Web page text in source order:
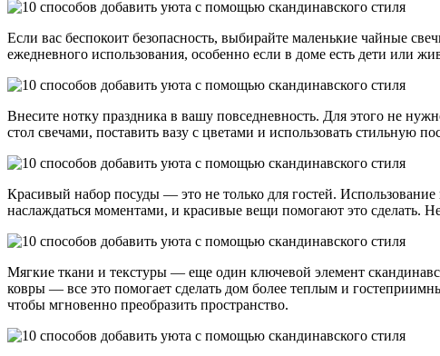
Если вас беспокоит безопасность, выбирайте маленькие чайные
ежедневного использования, особенно если в доме есть дети или
Внесите нотку праздника в вашу повседневность. Для этого не
стол свечами, поставить вазу с цветами и использовать стильную
Красивый набор посуды — это не только для гостей.
наслаждаться моментами, и красивые вещи помогают это сделать.
Мягкие ткани и текстуры — еще один ключевой элемент
ковры — все это помогает сделать дом более теплым и
чтобы мгновенно преобразить пространство.